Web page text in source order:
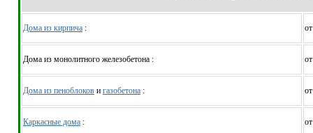
Дома из кирпича :
Дома из монолитного железобетона :
Дома из пеноблоков и газобетона :
Каркасные дома :